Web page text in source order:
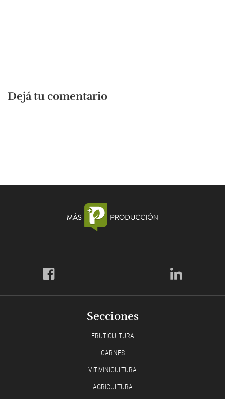
Dejá tu comentario
Secciones
FRUTICULTURA
CARNES
VITIVINICULTURA
AGRICULTURA